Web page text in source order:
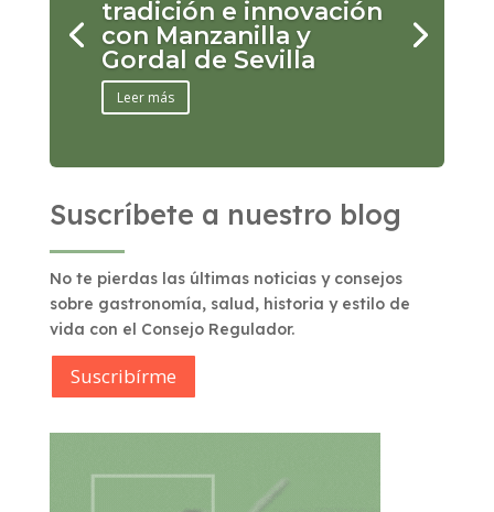
tradición e innovación
con Manzanilla y
Gordal de Sevilla
Leer más
Suscríbete a nuestro blog
No te pierdas las últimas noticias y consejos
sobre gastronomía, salud, historia y estilo de
vida con el Consejo Regulador.
Suscribírme